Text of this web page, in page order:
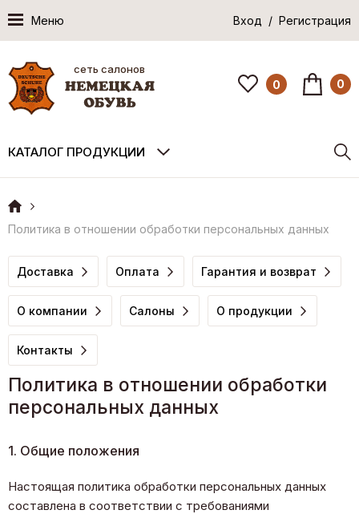
Меню Вход / Регистрация
сеть салонов
0 0
КАТАЛОГ ПРОДУКЦИИ
Политика в отношении обработки персональных данных
Доставка Оплата Гарантия и возврат
О компании Салоны О продукции
Контакты
Политика в отношении обработки
персональных данных
1. Общие положения
Настоящая политика обработки персональных данных
составлена в соответствии с требованиями